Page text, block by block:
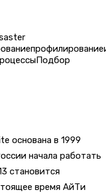
профилирование
Подбор
основана в 1999
начала работать
становится
время АйТи